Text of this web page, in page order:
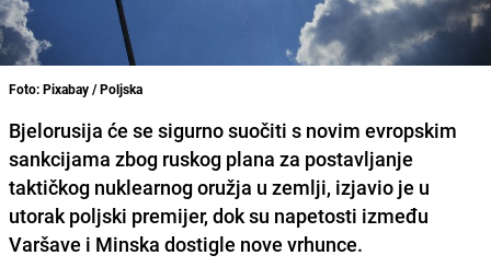
Foto: Pixabay / Poljska
Bjelorusija će se sigurno suočiti s novim evropskim
sankcijama zbog ruskog plana za postavljanje
taktičkog nuklearnog oružja u zemlji, izjavio je u
utorak poljski premijer, dok su napetosti između
Varšave i Minska dostigle nove vrhunce.